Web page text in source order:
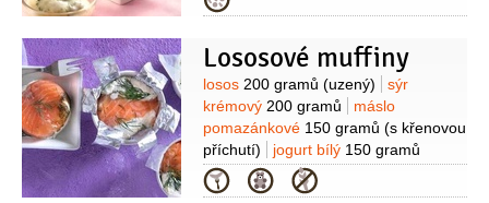
100 gramů
smetana zakysaná
1,5 kusu (šťáva do dresinku a plátky k
samostatnému dochucení)
sůl
1 špetka (orientační množství)
1 špetka
(mletý, orientační
množství)
kopr 3 snítky
(nasekaný)
Na těsto: brambory800 gramů
(oloupané)
mouka pšeničná hrubá
Lososové muffiny
Suroviny
losos 200 gramů (uzený)
sýr
krémový 200 gramů
máslo
pomazánkové 150 gramů (s křenovou
příchutí)
jogurt bílý 150 gramů
(smetanový)
želatina
(rozpuštěná mletá)
kopr2 snítky
sůl
Kategorie